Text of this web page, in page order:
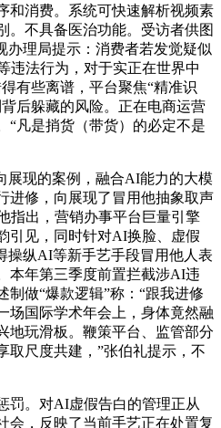
消费。系统可快速解析视频素
。不具备医治功能。受访者供图
办理局提示：消费者若发觉疑似
违法行为，对于实正在世界中
有些离谱，平台聚焦“精准识
后躲藏的风险。正在电商运营
“凡是捎货（带货）的必定不是
现的案例，融合AI能力的大模
进修，向展现了冒用他抽象取声
指出，营销办事平台巨量引擎
引见，同时针对AI换脸、虚假
操纵AI等新手艺手段冒用他人表
本年第三季度前置拦截涉AI违
制做“爆款逻辑”称：“跟我进修
场国际学术年会上，身体竟然融
地玩滑板。鞭策平台、监管部分
取尺度共建，”张伯礼提示，不
。对AI虚假告白的管理正从
会，反映了当前手艺正在处置复